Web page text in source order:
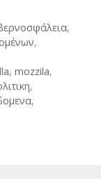
,
,
, mozzila,
,
,